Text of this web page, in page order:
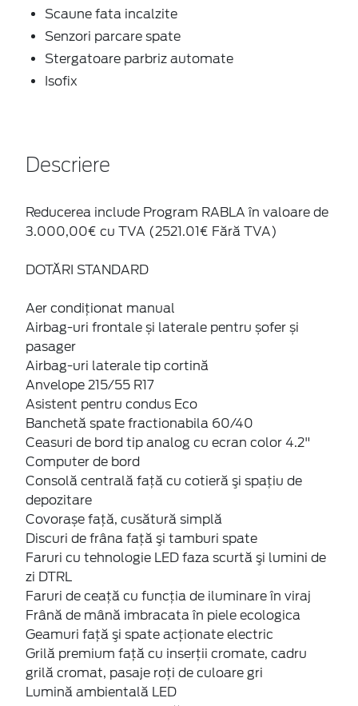
Scaune fata incalzite
Senzori parcare spate
Stergatoare parbriz automate
Isofix
Descriere
Reducerea include Program RABLA în valoare de
3.000,00€ cu TVA (2521.01€ Fără TVA)
DOTĂRI STANDARD
Aer condiţionat manual
Airbag-uri frontale și laterale pentru șofer și
pasager
Airbag-uri laterale tip cortină
Anvelope 215/55 R17
Asistent pentru condus Eco
Banchetă spate fractionabila 60/40
Ceasuri de bord tip analog cu ecran color 4.2"
Computer de bord
Consolă centrală față cu cotieră şi spaţiu de
depozitare
Covorașe față, cusătură simplă
Discuri de frâna faţă şi tamburi spate
Faruri cu tehnologie LED faza scurtă şi lumini de
zi DTRL
Faruri de ceaţă cu funcţia de iluminare în viraj
Frână de mână imbracata în piele ecologica
Geamuri faţă şi spate acţionate electric
Grilă premium faţă cu inserţii cromate, cadru
grilă cromat, pasaje roți de culoare gri
Lumină ambientală LED